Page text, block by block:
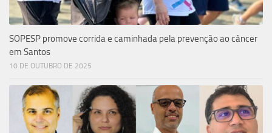
SOPESP promove corrida e caminhada pela prevenção ao câncer
em Santos
10 DE OUTUBRO DE 2025